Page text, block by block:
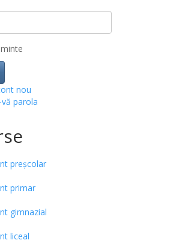
nou
parola
preșcolar
primar
gimnazial
liceal